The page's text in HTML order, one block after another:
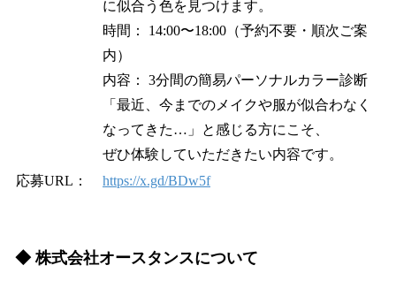
に似合う色を見つけます。
時間： 14:00〜18:00（予約不要・順次ご案
内）
内容： 3分間の簡易パーソナルカラー診断
「最近、今までのメイクや服が似合わなく
なってきた…」と感じる方にこそ、
ぜひ体験していただきたい内容です。
応募URL：
https://x.gd/BDw5f
◆ 株式会社オースタンスについて